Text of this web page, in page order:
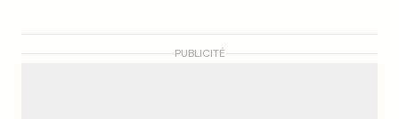
PUBLICITÉ